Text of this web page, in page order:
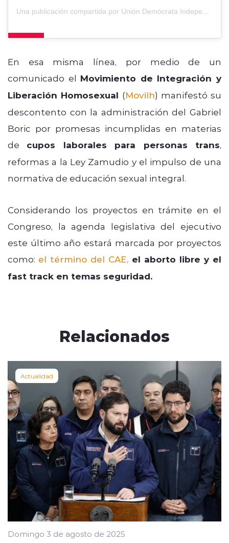
Una publicación compartida por Unión Demócrata Independiente (@udipopular)
En esa misma línea, por medio de un
comunicado el Movimiento de Integración y
Liberación Homosexual (Movilh) manifestó su
descontento con la administración del Gabriel
Boric por promesas incumplidas en materias
de cupos laborales para personas trans,
reformas a la Ley Zamudio y el impulso de una
normativa de educación sexual integral.
Considerando los proyectos en trámite en el
Congreso, la agenda legislativa del ejecutivo
este último año estará marcada por proyectos
como: el término del CAE, el aborto libre y el
fast track en temas seguridad.
Relacionados
Actualidad
Domingo 3 de agosto de 2025